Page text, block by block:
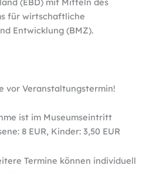
für wirtschaftliche
Entwicklung (BMZ).
vor Veranstaltungstermin!
ist im Museumseintritt
8 EUR, Kinder: 3,50 EUR
Termine können individuell